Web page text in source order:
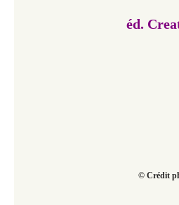
éd.
© Crédit